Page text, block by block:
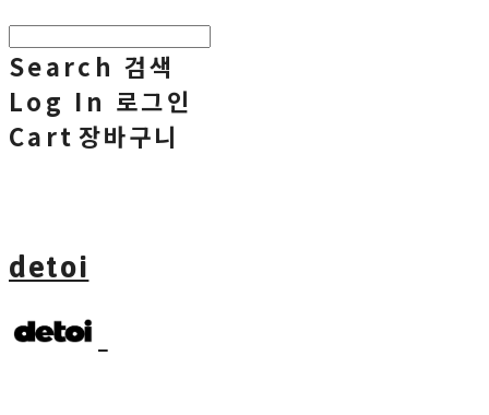
Search 검색
Log In 로그인
Cart 장바구니
detoi